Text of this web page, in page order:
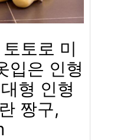
토로 미
입은 인형
형 인형
짱구,